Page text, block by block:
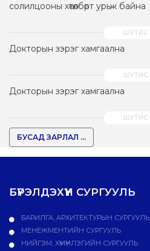
солилцооны хөтөлбөрт урьж байна
Докторын зэрэг хамгаална
Докторын зэрэг хамгаална
БУСАД ЗАРЛАЛ ...
БҮРЭЛДЭХҮҮН СУРГУУЛЬ
БАРИЛГА, АРХИТЕКТУРЫН СУРГУУЛЬ
МЕНЕЖМЕНТИЙН СУРГУУЛЬ
НИЙГЭМ, ХҮМҮҮНЛЭГИЙН СУРГУУЛЬ